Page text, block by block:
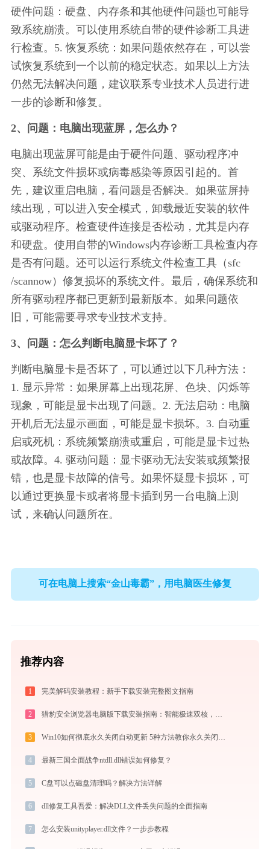
硬件问题：硬盘、内存条和其他硬件问题也可能导
致系统崩溃。可以使用系统自带的硬件诊断工具进
行检查。5. 恢复系统：如果问题依然存在，可以尝
试恢复系统到一个以前的稳定状态。如果以上方法
仍然无法解决问题，建议联系专业技术人员进行进
一步的诊断和修复。
2、问题：电脑出现蓝屏，怎么办？
电脑出现蓝屏可能是由于硬件问题、驱动程序冲
突、系统文件损坏或病毒感染等原因引起的。首
先，建议重启电脑，看问题是否解决。如果蓝屏持
续出现，可以进入安全模式，卸载最近安装的软件
或驱动程序。检查硬件连接是否松动，尤其是内存
和硬盘。使用自带的Windows内存诊断工具检查内存
是否有问题。还可以运行系统文件检查工具（sfc
/scannow）修复损坏的系统文件。最后，确保系统和
所有驱动程序都已更新到最新版本。如果问题依
旧，可能需要寻求专业技术支持。
3、问题：怎么判断电脑显卡坏了？
判断电脑显卡是否坏了，可以通过以下几种方法：
1. 显示异常：如果屏幕上出现花屏、色块、闪烁等
现象，可能是显卡出现了问题。2. 无法启动：电脑
开机后无法显示画面，可能是显卡损坏。3. 自动重
启或死机：系统频繁崩溃或重启，可能是显卡过热
或故障。4. 驱动问题：显卡驱动无法安装或频繁报
错，也是显卡故障的信号。如果怀疑显卡损坏，可
以通过更换显卡或者将显卡插到另一台电脑上测
试，来确认问题所在。
可在电脑上搜索“金山毒霸”，用电脑医生修复
推荐内容
1 完美解码安装教程：新手下载安装完整图文指南
2
3
4 最新三国全面战争ntdll.dll错误如何修复？
5 C盘可以点磁盘清理吗？解决方法详解
6 dll修复工具吾爱：解决DLL文件丢失问题的全面指南
7 怎么安装unityplayer.dll文件？一步步教程